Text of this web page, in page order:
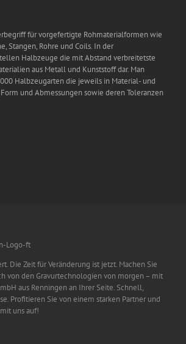
für vorgefertigte Rohmaterialformen wie
Stangen, Rohre und Coils. In der
Halbzeuge die mit Abstand verbreitetste
aus Metall und Kunststoff dar. Man
Halbzeugarten die jeweils in Material- und
und Abmessungen sowie deren Toleranzen
Die Zeit für Veränderung ist jetzt. Machen Sie
von den Gravurtechnologien von morgen – mit
aus Renningen an Ihrer Seite. Schnell,
Profitieren Sie von einem starken Partner und
uns auf!